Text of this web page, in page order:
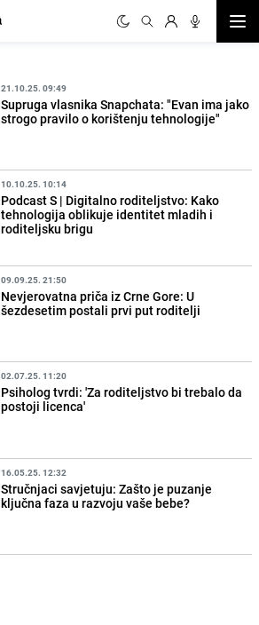
21.10.25. 09:49
Supruga vlasnika Snapchata: "Evan ima jako
strogo pravilo o korištenju tehnologije"
10.10.25. 10:14
Podcast S | Digitalno roditeljstvo: Kako
tehnologija oblikuje identitet mladih i
roditeljsku brigu
09.09.25. 21:50
Nevjerovatna priča iz Crne Gore: U
šezdesetim postali prvi put roditelji
02.07.25. 11:20
Psiholog tvrdi: 'Za roditeljstvo bi trebalo da
postoji licenca'
16.05.25. 12:32
Stručnjaci savjetuju: Zašto je puzanje
ključna faza u razvoju vaše bebe?